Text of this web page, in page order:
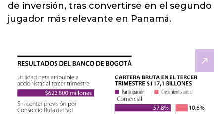
de inversión, tras convertirse en el segundo
jugador más relevante en Panamá.